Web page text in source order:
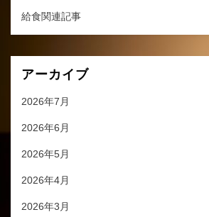
給食関連記事
アーカイブ
2026年7月
2026年6月
2026年5月
2026年4月
2026年3月